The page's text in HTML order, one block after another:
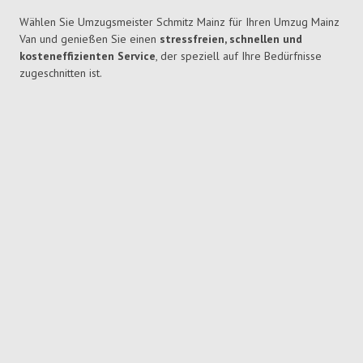
Wählen Sie Umzugsmeister Schmitz Mainz für Ihren Umzug Mainz
Van und genießen Sie einen stressfreien, schnellen und
kosteneffizienten Service, der speziell auf Ihre Bedürfnisse
zugeschnitten ist.